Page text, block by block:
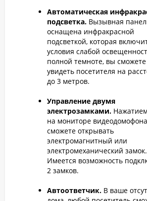
Автоматическая
подсветка. Вызывная
оснащена инфракрасной
подсветкой, которая
условия слабой
полной темноте, вы сможете
увидеть посетителя на
до 3 метров.
Управление двумя
электрозамками.
на мониторе
сможете открывать
электромагнитный или
электромеханический замок.
Имеется возможность
2 замков.
Автоответчик. В ваше